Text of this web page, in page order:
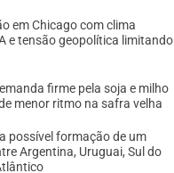
em Chicago com clima
e tensão geopolítica limitando
firme pela soja e milho
menor ritmo na safra velha
possível formação de um
Argentina, Uruguai, Sul do